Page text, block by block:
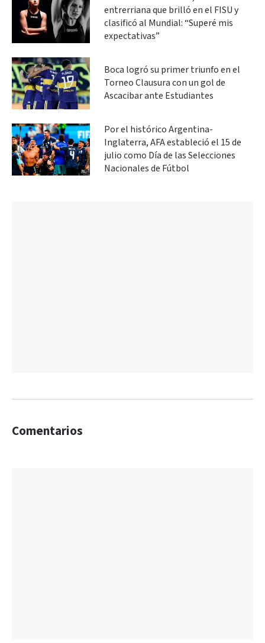
entrerriana que brilló en el FISU y
clasificó al Mundial: “Superé mis
expectativas”
Boca logró su primer triunfo en el
Torneo Clausura con un gol de
Ascacibar ante Estudiantes
Por el histórico Argentina-
Inglaterra, AFA estableció el 15 de
julio como Día de las Selecciones
Nacionales de Fútbol
Comentarios